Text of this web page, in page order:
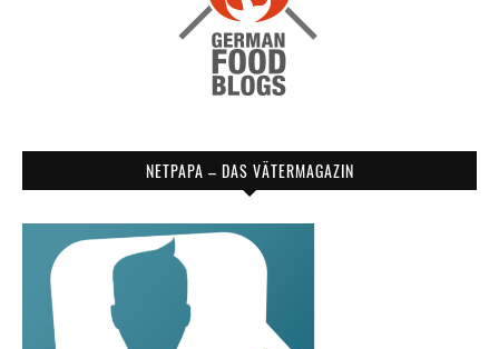
NETPAPA – DAS VÄTERMAGAZIN